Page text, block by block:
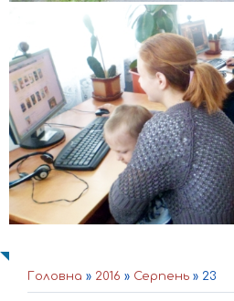
Головна » 2016 » Серпень » 23